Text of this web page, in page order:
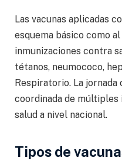
Las vacunas aplicadas
esquema básico como
inmunizaciones contra
tétanos, neumococo,
Respiratorio. La
coordinada de
salud a nivel nacional.
Tipos de